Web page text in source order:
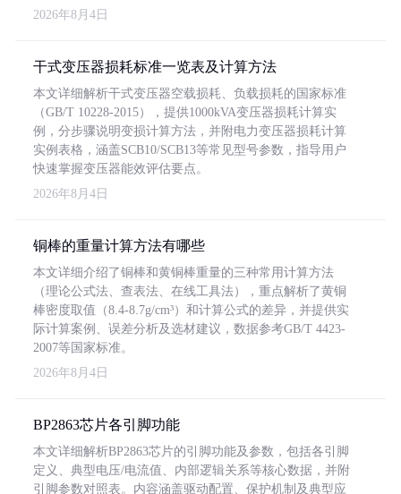
2026年8月4日
干式变压器损耗标准一览表及计算方法
本文详细解析干式变压器空载损耗、负载损耗的国家标准
（GB/T 10228-2015），提供1000kVA变压器损耗计算实
例，分步骤说明变损计算方法，并附电力变压器损耗计算
实例表格，涵盖SCB10/SCB13等常见型号参数，指导用户
快速掌握变压器能效评估要点。
2026年8月4日
铜棒的重量计算方法有哪些
本文详细介绍了铜棒和黄铜棒重量的三种常用计算方法
（理论公式法、查表法、在线工具法），重点解析了黄铜
棒密度取值（8.4-8.7g/cm³）和计算公式的差异，并提供实
际计算案例、误差分析及选材建议，数据参考GB/T 4423-
2007等国家标准。
2026年8月4日
BP2863芯片各引脚功能
本文详细解析BP2863芯片的引脚功能及参数，包括各引脚
定义、典型电压/电流值、内部逻辑关系等核心数据，并附
引脚参数对照表。内容涵盖驱动配置、保护机制及典型应